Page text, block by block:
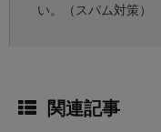
い。（スパム対策）
関連記事